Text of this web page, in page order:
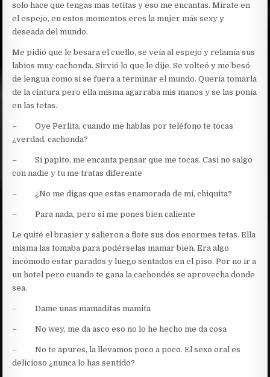
solo hace que tengas mas tetitas y eso me encantas. Mírate en
el espejo, en estos momentos eres la mujer más sexy y
deseada del mundo.
Me pidió que le besara el cuello, se veía al espejo y relamía sus
labios muy cachonda. Sirvió lo que le dije. Se volteó y me besó
de lengua como si se fuera a terminar el mundo. Quería tomarla
de la cintura pero ella misma agarraba mis manos y se las ponía
en las tetas.
– Oye Perlita, cuando me hablas por teléfono te tocas
¿verdad, cachonda?
– Si papito, me encanta pensar que me tocas. Casi no salgo
con nadie y tu me tratas diferente
– ¿No me digas que estas enamorada de mi, chiquita?
– Para nada, pero si me pones bien caliente
Le quité el brasier y salieron a flote sus dos enormes tetas. Ella
misma las tomaba para podérselas mamar bien. Era algo
incómodo estar parados y luego sentados en el piso. Por no ir a
un hotel pero cuando te gana la cachondés se aprovecha donde
sea.
– Dame unas mamaditas mamita
– No wey, me da asco eso no lo he hecho me da cosa
– No te apures, la llevamos poco a poco. El sexo oral es
delicioso ¿nunca lo has sentido?